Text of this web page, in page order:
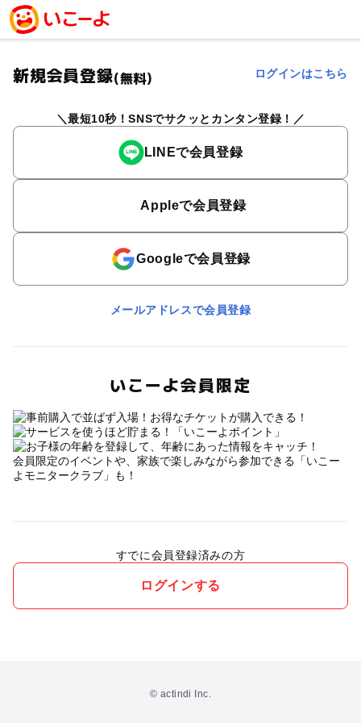
新規会員登録(無料) ログインはこちら
最短10秒！SNSでサクッとカンタン登録！
LINEで会員登録
Appleで会員登録
Googleで会員登録
メールアドレスで会員登録
いこーよ会員限定
会員限定のイベントや、家族で楽しみながら参加できる「いこー
よモニタークラブ」も！
すでに会員登録済みの方
ログインする
© actindi Inc.